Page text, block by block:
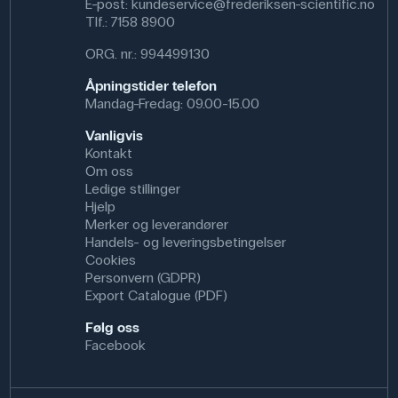
E-post: kundeservice@frederiksen-scientific.no
Tlf.: 7158 8900
ORG. nr.: 994499130
Åpningstider telefon
Mandag-Fredag: 09.00-15.00
Vanligvis
Kontakt
Om oss
Ledige stillinger
Hjelp
Merker og leverandører
Handels- og leveringsbetingelser
Cookies
Personvern (GDPR)
Export Catalogue (PDF)
Følg oss
Facebook